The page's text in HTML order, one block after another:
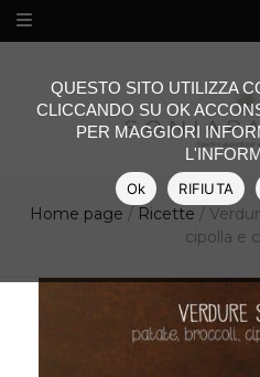
Home page / Ricette /
cipolla e
QUESTO SITO UTILIZZA
CLICCANDO SU OK
PER MAGGIORI
Ok RIFIUTA